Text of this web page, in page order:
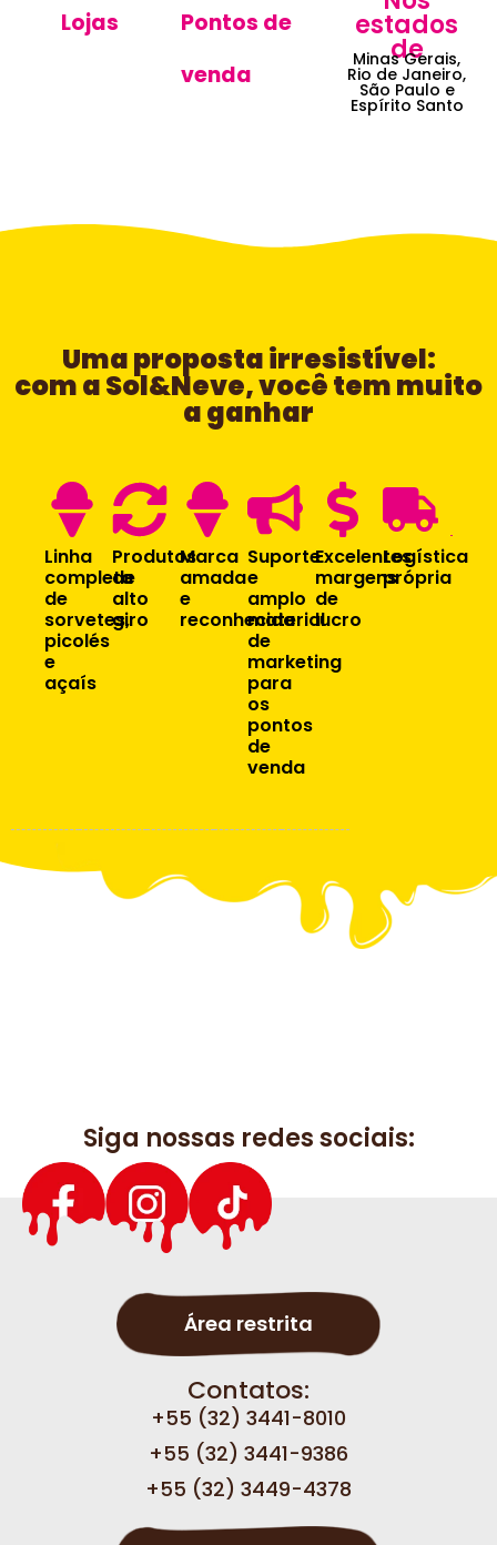
Lojas
Pontos de
venda
estados
de
Minas Gerais,
Rio de Janeiro,
São Paulo e
Espírito Santo
Uma proposta irresistível:
com a Sol&Neve, você tem muito
a ganhar
Linha
completa
de
sorvetes,
picolés
e
açaís
Produtos
de
alto
giro
Marca
amada
e
reconhecida
Suporte
e
amplo
material
de
marketing
para
os
pontos
de
venda
Excelentes
margens
de
lucro
Logística
própria
Siga nossas redes sociais:
Área restrita
Contatos:
+55 (32) 3441-8010
+55 (32) 3441-9386
+55 (32) 3449-4378